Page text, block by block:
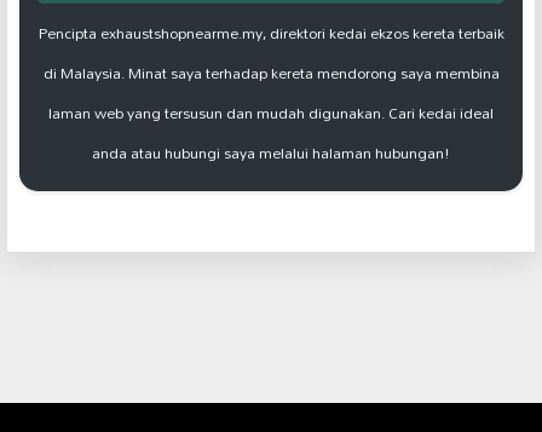
Pencipta exhaustshopnearme.my, direktori kedai ekzos kereta terbaik
di Malaysia. Minat saya terhadap kereta mendorong saya membina
laman web yang tersusun dan mudah digunakan. Cari kedai ideal
anda atau hubungi saya melalui halaman hubungan!